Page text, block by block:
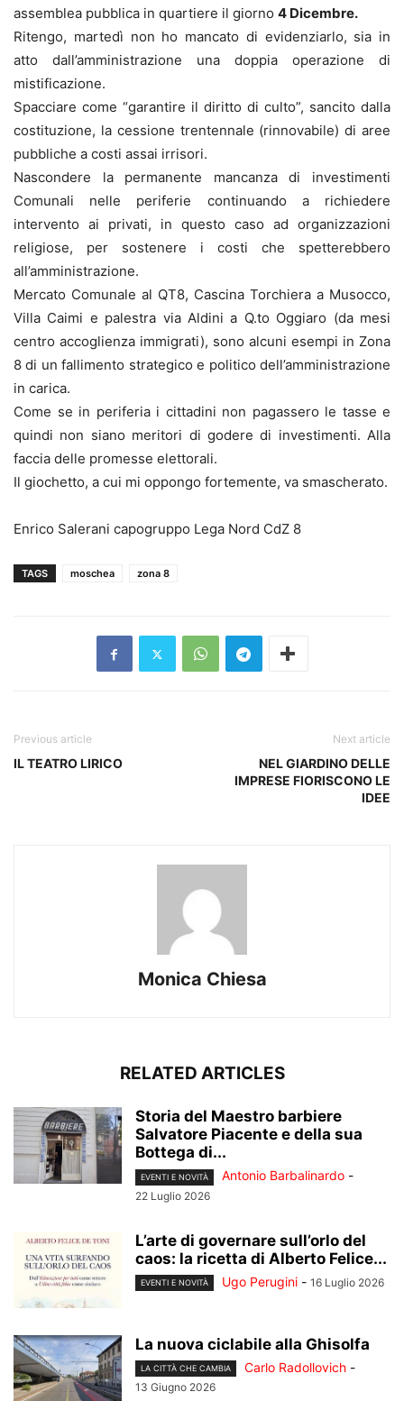
assemblea pubblica in quartiere il giorno 4 Dicembre.
Ritengo, martedì non ho mancato di evidenziarlo, sia in
atto dall’amministrazione una doppia operazione di
mistificazione.
Spacciare come “garantire il diritto di culto”, sancito dalla
costituzione, la cessione trentennale (rinnovabile) di aree
pubbliche a costi assai irrisori.
Nascondere la permanente mancanza di investimenti
Comunali nelle periferie continuando a richiedere
intervento ai privati, in questo caso ad organizzazioni
religiose, per sostenere i costi che spetterebbero
all’amministrazione.
Mercato Comunale al QT8, Cascina Torchiera a Musocco,
Villa Caimi e palestra via Aldini a Q.to Oggiaro (da mesi
centro accoglienza immigrati), sono alcuni esempi in Zona
8 di un fallimento strategico e politico dell’amministrazione
in carica.
Come se in periferia i cittadini non pagassero le tasse e
quindi non siano meritori di godere di investimenti. Alla
faccia delle promesse elettorali.
Il giochetto, a cui mi oppongo fortemente, va smascherato.
Enrico Salerani capogruppo Lega Nord CdZ 8
TAGS moschea zona 8
Previous article
IL TEATRO LIRICO
Next article
NEL GIARDINO DELLE
IMPRESE FIORISCONO LE
IDEE
Monica Chiesa
RELATED ARTICLES
Storia del Maestro barbiere
Salvatore Piacente e della sua
Bottega di...
EVENTI E NOVITÀ Antonio Barbalinardo -
22 Luglio 2026
L’arte di governare sull’orlo del
caos: la ricetta di Alberto Felice...
EVENTI E NOVITÀ Ugo Perugini - 16 Luglio 2026
La nuova ciclabile alla Ghisolfa
LA CITTÀ CHE CAMBIA Carlo Radollovich -
13 Giugno 2026